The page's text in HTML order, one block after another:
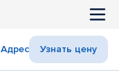
Адрес Узнать цену